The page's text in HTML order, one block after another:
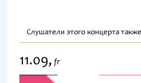
Слушатели этого концерта
11.09, fr